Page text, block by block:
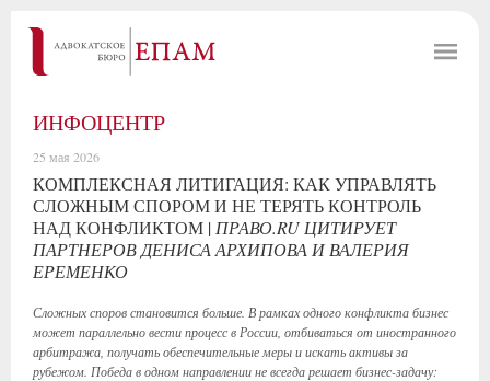
ИНФОЦЕНТР
25 мая 2026
КОМПЛЕКСНАЯ ЛИТИГАЦИЯ: КАК УПРАВЛЯТЬ
СЛОЖНЫМ СПОРОМ И НЕ ТЕРЯТЬ КОНТРОЛЬ
НАД КОНФЛИКТОМ | ПРАВО.RU ЦИТИРУЕТ
ПАРТНЕРОВ ДЕНИСА АРХИПОВА И ВАЛЕРИЯ
ЕРЕМЕНКО
Сложных споров становится больше. В рамках одного конфликта бизнес
может параллельно вести процесс в России, отбиваться от иностранного
арбитража, получать обеспечительные меры и искать активы за
рубежом. Победа в одном направлении не всегда решает бизнес-задачу: